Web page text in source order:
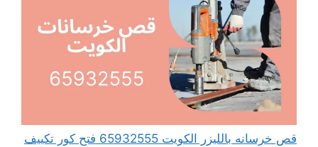
قص خرسانه بالليزر الكويت 65932555 فتح كور تكييف